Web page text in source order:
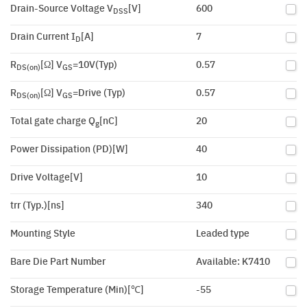
Drain-Source Voltage VDSS[V] 600
Drain Current ID[A] 7
RDS(on)[Ω] VGS=10V(Typ) 0.57
RDS(on)[Ω] VGS=Drive (Typ) 0.57
Total gate charge Qg[nC] 20
Power Dissipation (PD)[W] 40
Drive Voltage[V] 10
trr (Typ.)[ns] 340
Mounting Style Leaded type
Bare Die Part Number Available: K7410
Storage Temperature (Min)[℃] -55